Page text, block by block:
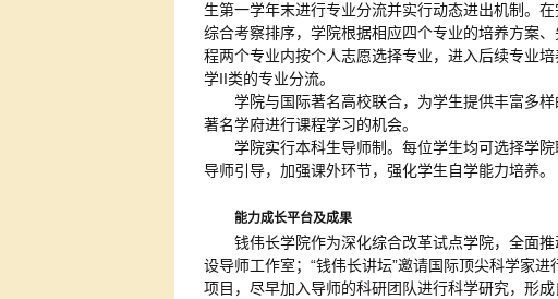
生第一学年末进行专业分流并实行动态进出机制。
综合考察排序，学院根据相应四个专业的培养方案
程两个专业内按个人志愿选择专业，进入后续专业
学II类的专业分流。
学院与国际著名高校联合，为学生提供丰富多
著名学府进行课程学习的机会。
学院实行本科生导师制。每位学生均可选择学
导师引导，加强课外环节，强化学生自学能力培养。
能力成长平台及成果
钱伟长学院作为深化综合改革试点学院，全面
设导师工作室；“钱伟长讲坛”邀请国际顶尖科学家
项目，尽早加入导师的科研团队进行科学研究，形